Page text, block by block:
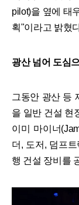
pilot)을 옆에 태
획"이라고 밝혔
광산 넘어 도심
그동안 광산 등
을 일반 건설 현
이미 마이너
더, 도저, 덤프
행 건설 장비를